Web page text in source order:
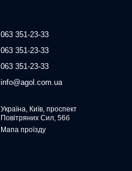
063 351-23-33
063 351-23-33
063 351-23-33
info@agol.com.ua
Україна, Київ, проспект
Повітряних Сил, 56б
Мапа проїзду